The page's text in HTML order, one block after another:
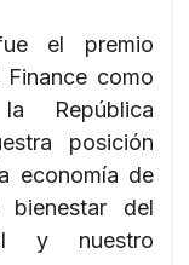
el premio
como
República
posición
economía de
bienestar del
y nuestro